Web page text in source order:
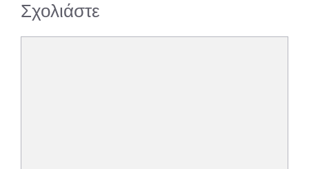
Σχολιάστε